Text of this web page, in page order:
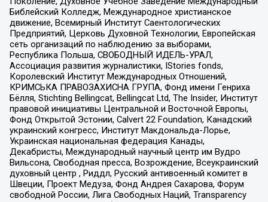
Библейский Колледж, Международное христианское
движение, Всемирный Институт Саентологических
Предприятий, Церковь Духовной Технологии, Европейская
сеть организаций по наблюдению за выборами,
Республика Польша, СВОБОДНЫЙ ИДЕЛЬ-УРАЛ,
Ассоциация развития журналистики, IStories fonds,
Королевский Институт Международных Отношений,
КРИМСЬКА ПРАВОЗАХИСНА ГРУПА, Фонд имени Генриха
Бёлля, Stichting Bellingcat, Bellingcat Ltd, The Insider, Институт
правовой инициативы Центральной и Восточной Европы,
Фонд Открытой Эстонии, Calvert 22 Foundation, Канадский
украинский конгресс, Институт Макдональда-Лорье,
Украинская национальная федерация Канады,
Декабристы, Международный научный центр им Вудро
Вильсона, Свободная пресса, Возрождение, Всеукраинский
духовный центр , Риддл, Русский антивоенный комитет в
Швеции, Проект Медуза, Фонд Андрея Сахарова, Форум
свободной России, Лига Свободных Наций, Transparеncy